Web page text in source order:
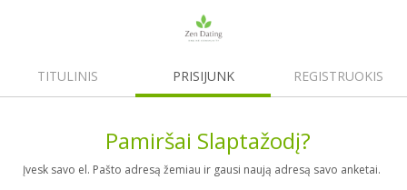
TITULINIS PRISIJUNK REGISTRUOKIS
Pamiršai Slaptažodį?
Įvesk savo el. Pašto adresą žemiau ir gausi naują adresą savo anketai.